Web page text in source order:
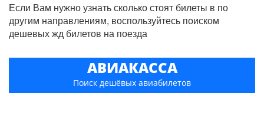
Если Вам нужно узнать сколько стоят билеты в по
другим направлениям, воспользуйтесь поиском
дешевых жд билетов на поезда
АВИАКАССА
Поиск дешёвых авиабилетов